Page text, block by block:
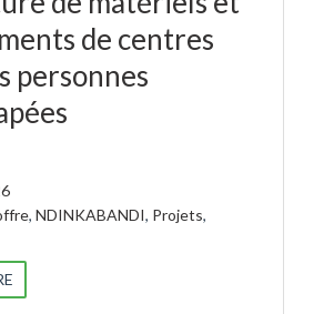
de centres
personnes
, NDINKABANDI, Projets,